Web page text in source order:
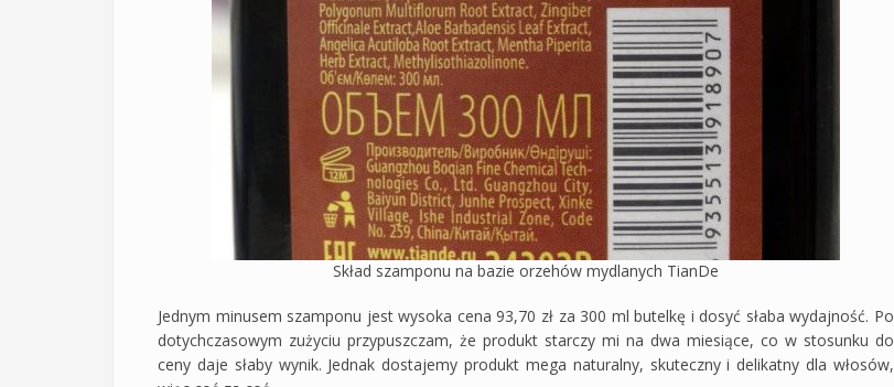
Skład szamponu na bazie orzehów mydlanych TianDe
Jednym minusem szamponu jest wysoka cena 93,70 zł za 300 ml butelkę i dosyć słaba wydajność. Po
dotychczasowym zużyciu przypuszczam, że produkt starczy mi na dwa miesiące, co w stosunku do
ceny daje słaby wynik. Jednak dostajemy produkt mega naturalny, skuteczny i delikatny dla włosów,